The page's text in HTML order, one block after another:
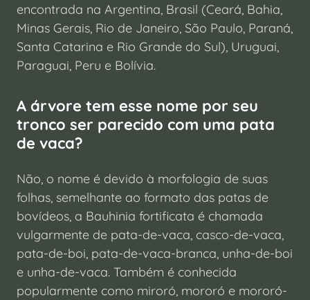
encontrada na Argentina, Brasil (Ceará, Bahia,
Minas Gerais, Rio de Janeiro, São Paulo, Paraná,
Santa Catarina e Rio Grande do Sul), Uruguai,
Paraguai, Peru e Bolívia.
A árvore tem esse nome por seu
tronco ser parecido com uma pata
de vaca?
Não, o nome é devido à morfologia de suas
folhas, semelhante ao formato das patas de
bovídeos, a Bauhinia fortificata é chamada
vulgarmente de pata-de-vaca, casco-de-vaca,
pata-de-boi, pata-de-vaca-branca, unha-de-boi
e unha-de-vaca. Também é conhecida
popularmente como miroró, mororó e mororó-